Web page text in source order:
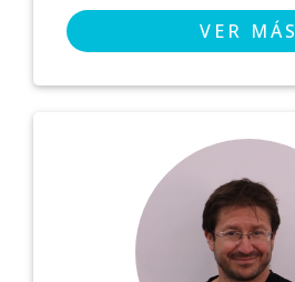
VER MÁS